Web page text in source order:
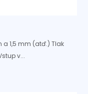
a 1,5 mm (atď.) Tlak
v...